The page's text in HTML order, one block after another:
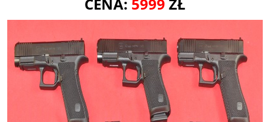
CENA: 5999 ZŁ